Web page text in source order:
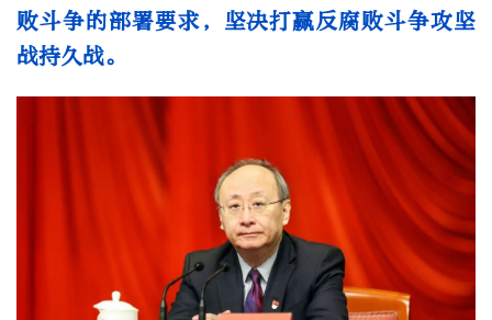
败斗争的部署要求，坚决打赢反腐败斗争攻坚
战持久战。